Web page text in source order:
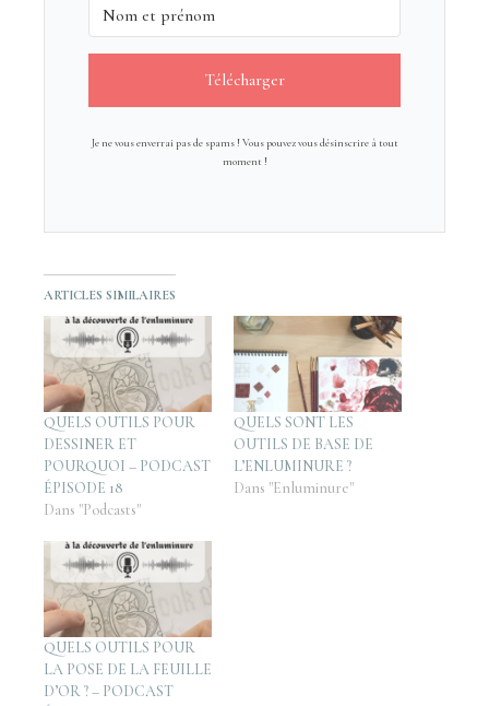
Télécharger
Je ne vous enverrai pas de spams ! Vous pouvez vous désinscrire à tout
moment !
ARTICLES SIMILAIRES
QUELS OUTILS POUR
DESSINER ET
POURQUOI – PODCAST
ÉPISODE 18
Dans "Podcasts"
QUELS SONT LES
OUTILS DE BASE DE
L’ENLUMINURE ?
Dans "Enluminure"
QUELS OUTILS POUR
LA POSE DE LA FEUILLE
D’OR ? – PODCAST